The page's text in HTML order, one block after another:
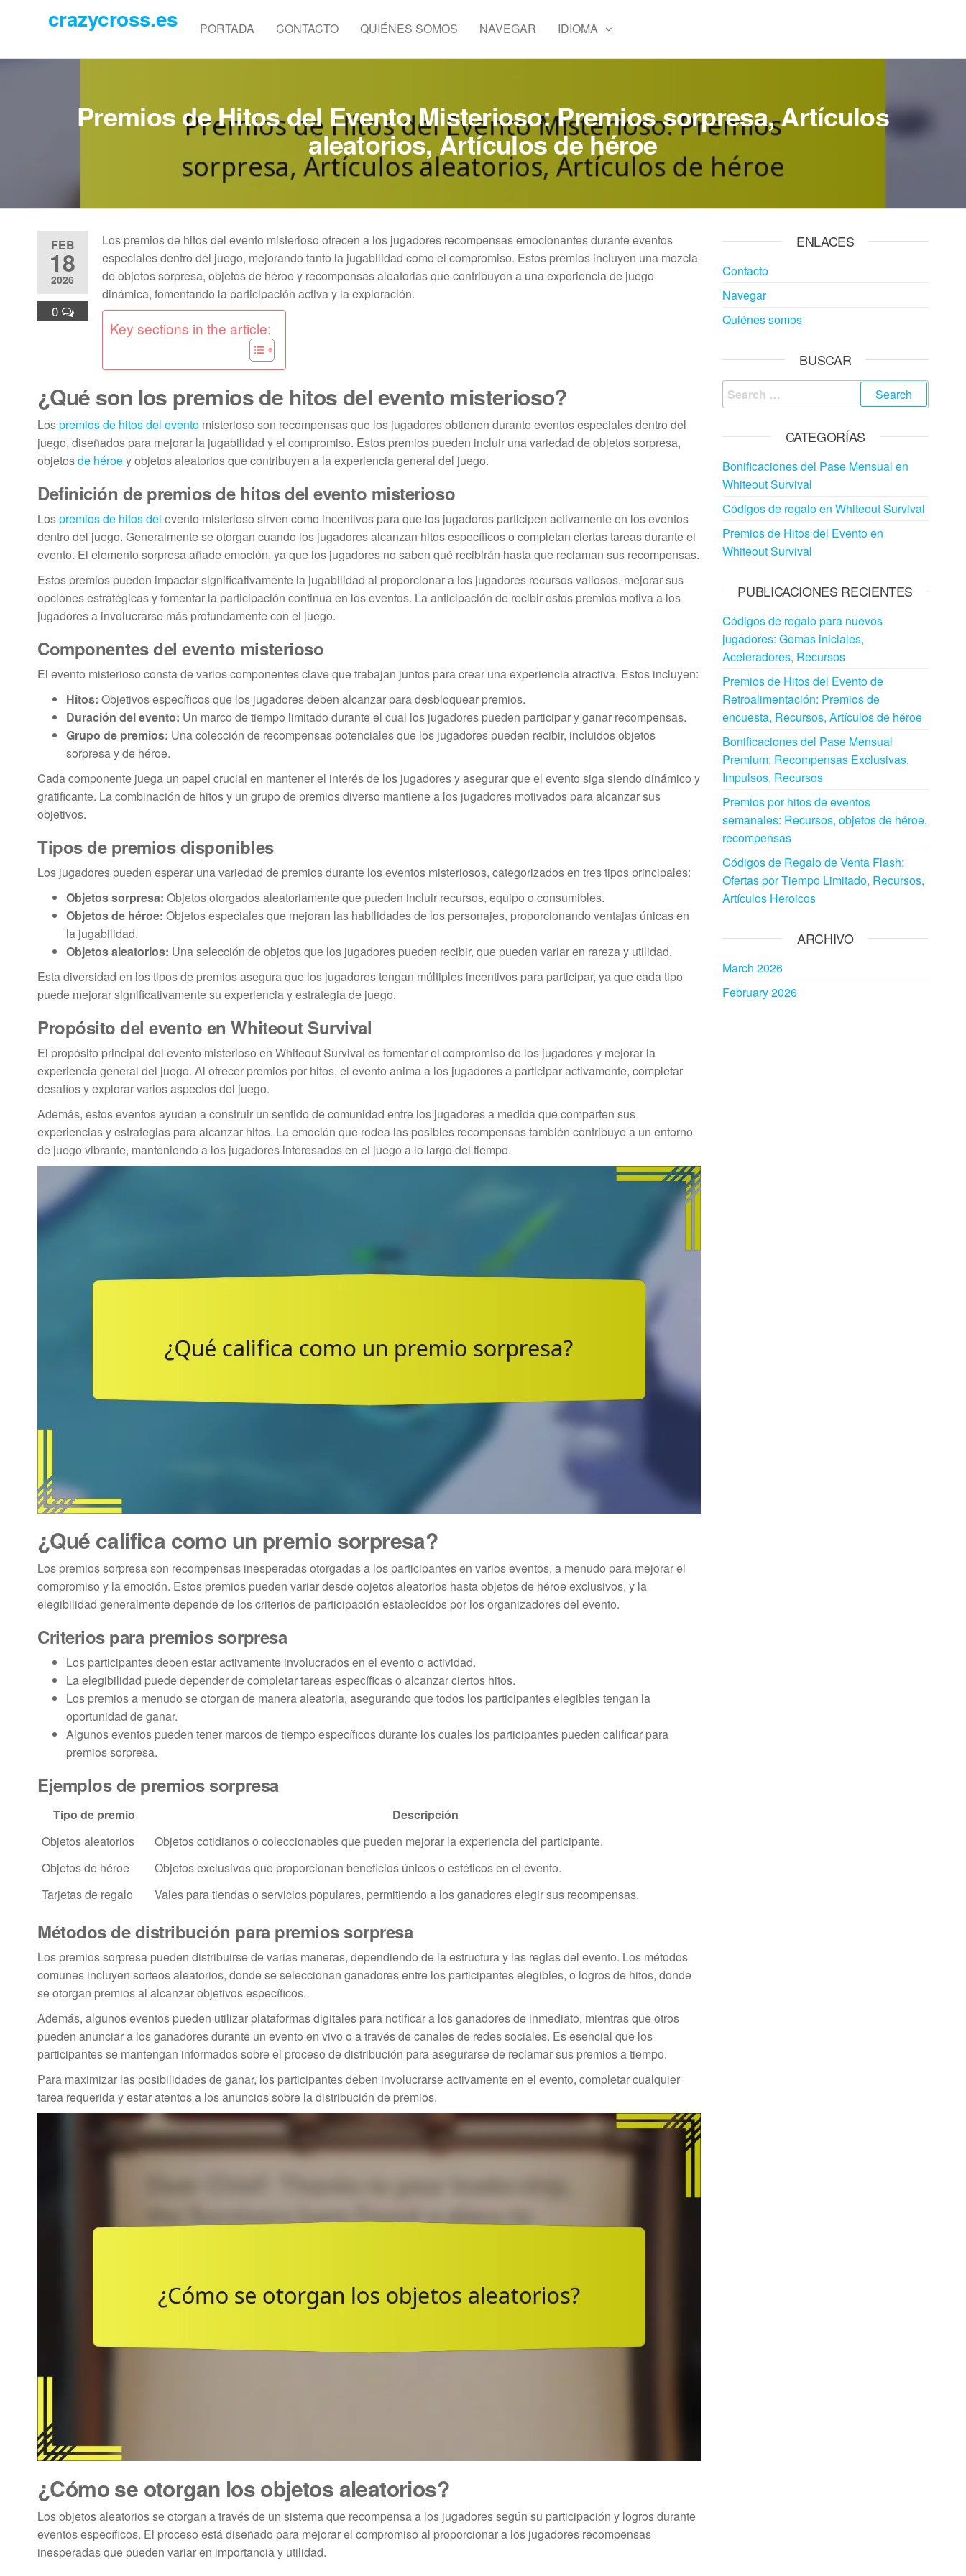
content
crazycross.es PORTADA CONTACTO QUIÉNES SOMOS NAVEGAR IDIOMA
Premios de Hitos del Evento Misterioso: Premios sorpresa, Artículos
aleatorios, Artículos de héroe
FEB
18
2026
0
Los premios de hitos del evento misterioso ofrecen a los jugadores recompensas emocionantes durante eventos
especiales dentro del juego, mejorando tanto la jugabilidad como el compromiso. Estos premios incluyen una mezcla
de objetos sorpresa, objetos de héroe y recompensas aleatorias que contribuyen a una experiencia de juego
dinámica, fomentando la participación activa y la exploración.
Key sections in the article:
¿Qué son los premios de hitos del evento misterioso?
Lospremios de hitos del evento misterioso son recompensas que los jugadores obtienen durante eventos especiales dentro del
juego, diseñados para mejorar la jugabilidad y el compromiso. Estos premios pueden incluir una variedad de objetos sorpresa,
objetosde héroey objetos aleatorios que contribuyen a la experiencia general del juego.
Definición de premios de hitos del evento misterioso
Lospremios de hitos del evento misterioso sirven como incentivos para que los jugadores participen activamente en los eventos
dentro del juego. Generalmente se otorgan cuando los jugadores alcanzan hitos específicos o completan ciertas tareas durante el
evento. El elemento sorpresa añade emoción, ya que los jugadores no saben qué recibirán hasta que reclaman sus recompensas.
Estos premios pueden impactar significativamente la jugabilidad al proporcionar a los jugadores recursos valiosos, mejorar sus
opciones estratégicas y fomentar la participación continua en los eventos. La anticipación de recibir estos premios motiva a los
jugadores a involucrarse más profundamente con el juego.
Componentes del evento misterioso
El evento misterioso consta de varios componentes clave que trabajan juntos para crear una experiencia atractiva. Estos incluyen:
Hitos: Objetivos específicos que los jugadores deben alcanzar para desbloquear premios.
Duración del evento: Un marco de tiempo limitado durante el cual los jugadores pueden participar y ganar recompensas.
Grupo de premios: Una colección de recompensas potenciales que los jugadores pueden recibir, incluidos objetos
sorpresa y de héroe.
Cada componente juega un papel crucial en mantener el interés de los jugadores y asegurar que el evento siga siendo dinámico y
gratificante. La combinación de hitos y un grupo de premios diverso mantiene a los jugadores motivados para alcanzar sus
objetivos.
Tipos de premios disponibles
Los jugadores pueden esperar una variedad de premios durante los eventos misteriosos, categorizados en tres tipos principales:
Objetos sorpresa: Objetos otorgados aleatoriamente que pueden incluir recursos, equipo o consumibles.
Objetos de héroe: Objetos especiales que mejoran las habilidades de los personajes, proporcionando ventajas únicas en
la jugabilidad.
Objetos aleatorios: Una selección de objetos que los jugadores pueden recibir, que pueden variar en rareza y utilidad.
Esta diversidad en los tipos de premios asegura que los jugadores tengan múltiples incentivos para participar, ya que cada tipo
puede mejorar significativamente su experiencia y estrategia de juego.
Propósito del evento en Whiteout Survival
El propósito principal del evento misterioso en Whiteout Survival es fomentar el compromiso de los jugadores y mejorar la
experiencia general del juego. Al ofrecer premios por hitos, el evento anima a los jugadores a participar activamente, completar
desafíos y explorar varios aspectos del juego.
Además, estos eventos ayudan a construir un sentido de comunidad entre los jugadores a medida que comparten sus
experiencias y estrategias para alcanzar hitos. La emoción que rodea las posibles recompensas también contribuye a un entorno
de juego vibrante, manteniendo a los jugadores interesados en el juego a lo largo del tiempo.
¿Qué califica como un premio sorpresa?
Los premios sorpresa son recompensas inesperadas otorgadas a los participantes en varios eventos, a menudo para mejorar el
compromiso y la emoción. Estos premios pueden variar desde objetos aleatorios hasta objetos de héroe exclusivos, y la
elegibilidad generalmente depende de los criterios de participación establecidos por los organizadores del evento.
Criterios para premios sorpresa
Los participantes deben estar activamente involucrados en el evento o actividad.
La elegibilidad puede depender de completar tareas específicas o alcanzar ciertos hitos.
Los premios a menudo se otorgan de manera aleatoria, asegurando que todos los participantes elegibles tengan la
oportunidad de ganar.
Algunos eventos pueden tener marcos de tiempo específicos durante los cuales los participantes pueden calificar para
premios sorpresa.
Ejemplos de premios sorpresa
Tipo de premio
Descripción
Objetos aleatorios
Objetos cotidianos o coleccionables que pueden mejorar la experiencia del participante.
Objetos de héroe
Objetos exclusivos que proporcionan beneficios únicos o estéticos en el evento.
Tarjetas de regalo
Vales para tiendas o servicios populares, permitiendo a los ganadores elegir sus recompensas.
Métodos de distribución para premios sorpresa
Los premios sorpresa pueden distribuirse de varias maneras, dependiendo de la estructura y las reglas del evento. Los métodos
comunes incluyen sorteos aleatorios, donde se seleccionan ganadores entre los participantes elegibles, o logros de hitos, donde
se otorgan premios al alcanzar objetivos específicos.
Además, algunos eventos pueden utilizar plataformas digitales para notificar a los ganadores de inmediato, mientras que otros
pueden anunciar a los ganadores durante un evento en vivo o a través de canales de redes sociales. Es esencial que los
participantes se mantengan informados sobre el proceso de distribución para asegurarse de reclamar sus premios a tiempo.
Para maximizar las posibilidades de ganar, los participantes deben involucrarse activamente en el evento, completar cualquier
tarea requerida y estar atentos a los anuncios sobre la distribución de premios.
¿Cómo se otorgan los objetos aleatorios?
Los objetos aleatorios se otorgan a través de un sistema que recompensa a los jugadores según su participación y logros durante
eventos específicos. El proceso está diseñado para mejorar el compromiso al proporcionar a los jugadores recompensas
inesperadas que pueden variar en importancia y utilidad.
ENLACES
Contacto
Navegar
Quiénes somos
BUSCAR
Search
for:
CATEGORÍAS
Bonificaciones del Pase Mensual en
Whiteout Survival
Códigos de regalo en Whiteout Survival
Premios de Hitos del Evento en
Whiteout Survival
PUBLICACIONES RECIENTES
Códigos de regalo para nuevos
jugadores: Gemas iniciales,
Aceleradores, Recursos
Premios de Hitos del Evento de
Retroalimentación: Premios de
encuesta, Recursos, Artículos de héroe
Bonificaciones del Pase Mensual
Premium: Recompensas Exclusivas,
Impulsos, Recursos
Premios por hitos de eventos
semanales: Recursos, objetos de héroe,
recompensas
Códigos de Regalo de Venta Flash:
Ofertas por Tiempo Limitado, Recursos,
Artículos Heroicos
ARCHIVO
March 2026
February 2026